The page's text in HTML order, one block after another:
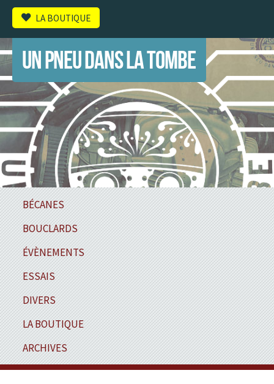
LA BOUTIQUE
UN PNEU DANS LA TOMBE
BÉCANES
BOUCLARDS
ÉVÈNEMENTS
ESSAIS
DIVERS
LA BOUTIQUE
ARCHIVES